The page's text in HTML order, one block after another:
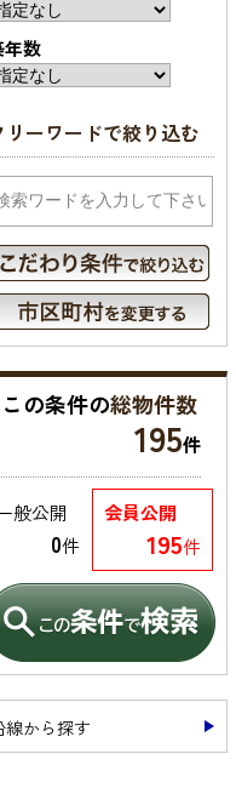
年数
リーワードで絞り込む
この条件の総物件数
195件
会員公開
195件
般公開
0件
線から探す